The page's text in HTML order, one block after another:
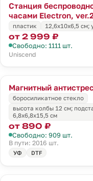
Станция
часами Electron,
пластик 12,6x10x6,5 см;
от 2 999 ₽
Свободно: 1111 шт.
Uniscend
Магнитный
боросиликатное стекло
высота колбы 12 см;
6,8х6,8х15,5 см
от 890 ₽
Свободно: 909 шт.
В пути: 2016 шт.
УФ DTF